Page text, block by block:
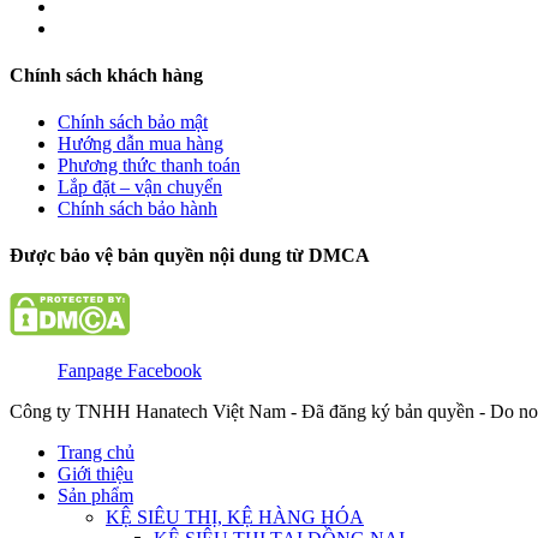
Chính sách khách hàng
Chính sách bảo mật
Hướng dẫn mua hàng
Phương thức thanh toán
Lắp đặt – vận chuyển
Chính sách bảo hành
Được bảo vệ bản quyền nội dung từ DMCA
Fanpage Facebook
Công ty TNHH Hanatech Việt Nam - Đã đăng ký bản quyền - Do
Trang chủ
Giới thiệu
Sản phẩm
KỆ SIÊU THỊ, KỆ HÀNG HÓA